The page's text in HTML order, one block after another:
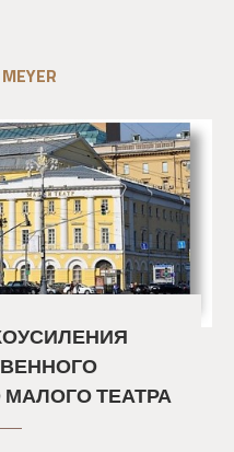
ТЕАТРА